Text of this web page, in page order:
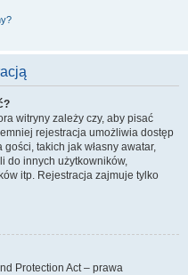
witryny zależy czy, aby pisać
rejestracja umożliwia dostęp
takich jak własny awatar,
do innych użytkowników,
itp. Rejestracja zajmuje tylko
Protection Act – prawa